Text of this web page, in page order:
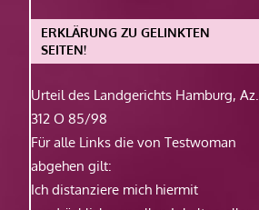
ERKLÄRUNG ZU GELINKTEN
SEITEN!
Urteil des Landgerichts Hamburg, Az.
312 O 85/98
Für alle Links die von Testwoman
abgehen gilt:
Ich distanziere mich hiermit